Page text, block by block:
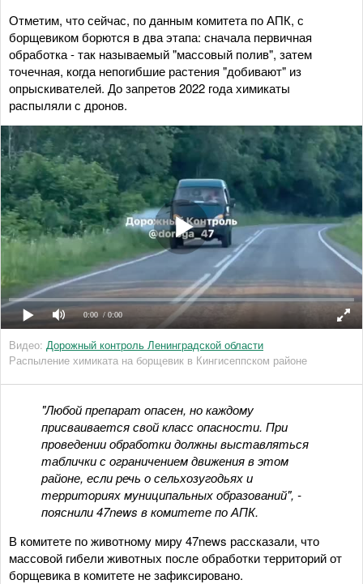
Отметим, что сейчас, по данным комитета по АПК, с
борщевиком борются в два этапа: сначала первичная
обработка - так называемый "массовый полив", затем
точечная, когда непогибшие растения "добивают" из
опрыскивателей. До запретов 2022 года химикаты
распыляли с дронов.
0:00 / 0:00
Видео: Дорожный контроль Ленинградской области
Распыление химиката на борщевик в Кингисеппском районе
"Любой препарат опасен, но каждому
присваивается свой класс опасности. При
проведении обработки должны выставляться
таблички с ограничением движения в этом
районе, если речь о сельхозугодьях и
территориях муниципальных образований", -
пояснили 47news в комитете по АПК.
В комитете по животному миру 47news рассказали, что
массовой гибели животных после обработки территорий от
борщевика в комитете не зафиксировано.